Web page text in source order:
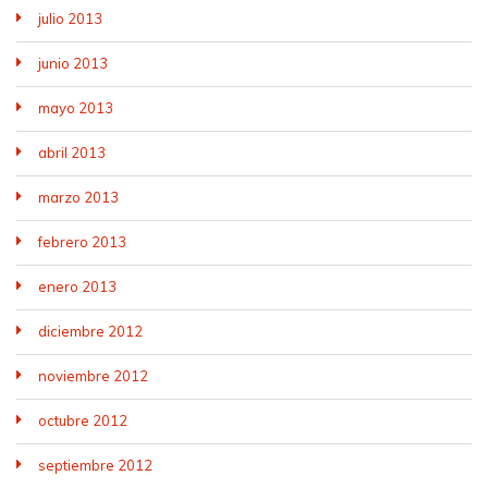
julio 2013
junio 2013
mayo 2013
abril 2013
marzo 2013
febrero 2013
enero 2013
diciembre 2012
noviembre 2012
octubre 2012
septiembre 2012